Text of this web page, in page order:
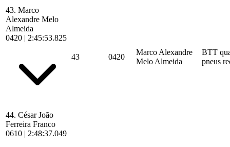
43. Marco
Alexandre Melo
Almeida
0420 | 2:45:53.825
43 0420
Marco Alexandre
Melo Almeida
BTT
pneus
44. César João
Ferreira Franco
0610 | 2:48:37.049